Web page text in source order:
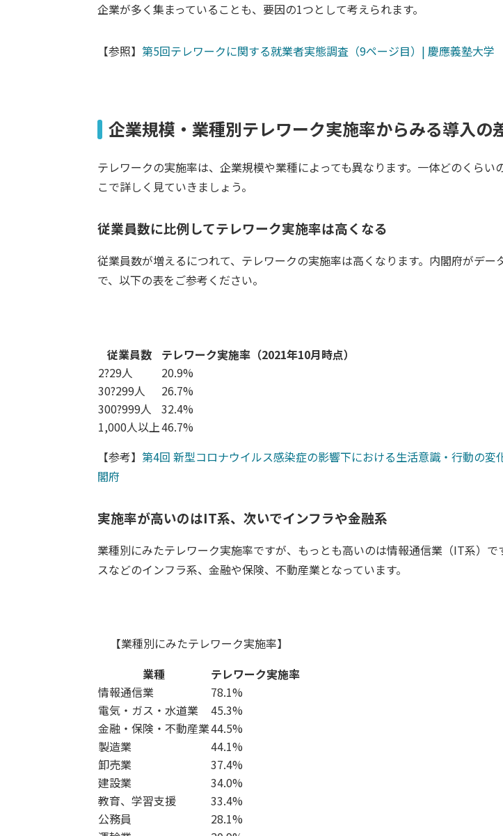
企業が多く集まっていることも、要因の1つとして考えられます。
【参照】 第5回テレワークに関する就業者実態調査（9ページ目）| 慶應義塾大学
企業規模・業種別テレワーク実施率からみる導入の
テレワークの実施率は、企業規模や業種によっても異なります。一体どのくらい
こで詳しく見ていきましょう。
従業員数に比例してテレワーク実施率は高くなる
従業員数が増えるにつれて、テレワークの実施率は高くなります。内閣府がデー
で、以下の表をご参考ください。
従業員数
テレワーク実施率（2021年10月時点）
2?29人
20.9%
30?299人
26.7%
300?999人
32.4%
1,000人以上46.7%
【参考】 第4回 新型コロナウイルス感染症の影響下における生活意識・行動の変
閣府
実施率が高いのはIT系、次いでインフラや金融系
業種別にみたテレワーク実施率ですが、もっとも高いのは情報通信業（IT系）で
スなどのインフラ系、金融や保険、不動産業となっています。
【業種別にみたテレワーク実施率】
業種
テレワーク実施率
情報通信業
78.1%
電気・ガス・水道業
45.3%
金融・保険・不動産業44.5%
製造業
44.1%
卸売業
37.4%
建設業
34.0%
教育、学習支援
33.4%
公務員
28.1%